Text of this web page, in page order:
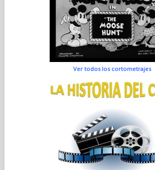
Ver todos los cortometrajes